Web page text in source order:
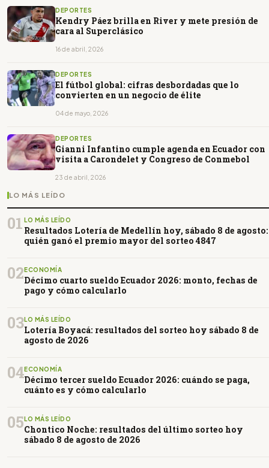
DEPORTES
Kendry Páez brilla en River y mete presión de
cara al Superclásico
16 de abril, 2026
DEPORTES
El fútbol global: cifras desbordadas que lo
convierten en un negocio de élite
04 de mayo, 2026
DEPORTES
Gianni Infantino cumple agenda en Ecuador con
visita a Carondelet y Congreso de Conmebol
23 de abril, 2026
LO MÁS LEÍDO
01 LO MÁS LEÍDO
Resultados Lotería de Medellín hoy, sábado 8 de agosto:
quién ganó el premio mayor del sorteo 4847
02 ECONOMÍA
Décimo cuarto sueldo Ecuador 2026: monto, fechas de
pago y cómo calcularlo
03LO MÁS LEÍDO
Lotería Boyacá: resultados del sorteo hoy sábado 8 de
agosto de 2026
04ECONOMÍA
Décimo tercer sueldo Ecuador 2026: cuándo se paga,
cuánto es y cómo calcularlo
05 LO MÁS LEÍDO
Chontico Noche: resultados del último sorteo hoy
sábado 8 de agosto de 2026